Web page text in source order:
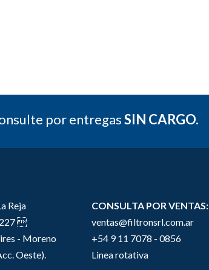
por entregasSIN CARGO.
Reja

- Moreno
Oeste).
CONSULTA POR VENTAS:
ventas@filtronsrl.com.ar
+54 9 11 7078 - 0856
Linea rotativa